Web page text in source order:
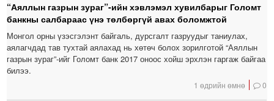
“Аяллын газрын зураг”-ийн хэвлэмэл хувилбарыг Голомт
банкны салбараас үнэ төлбөргүй авах боломжтой
Монгол орны үзэсгэлэнт байгаль, дурсгалт газруудыг таниулах,
аялагчдад тав тухтай аялахад нь хөтөч болох зорилготой “Аяллын
газрын зураг”-ийг Голомт банк 2017 оноос хойш эрхлэн гаргаж байгаа
билээ.
1 өдрийн өмнө 0